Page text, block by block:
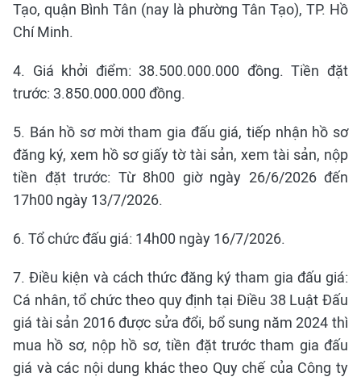
Tạo, quận Bình Tân (nay là phường Tân Tạo), TP. Hồ
Chí Minh.
4. Giá khởi điểm: 38.500.000.000 đồng. Tiền đặt
trước: 3.850.000.000 đồng.
5. Bán hồ sơ mời tham gia đấu giá, tiếp nhận hồ sơ
đăng ký, xem hồ sơ giấy tờ tài sản, xem tài sản, nộp
tiền đặt trước: Từ 8h00 giờ ngày 26/6/2026 đến
17h00 ngày 13/7/2026.
6. Tổ chức đấu giá: 14h00 ngày 16/7/2026.
7. Điều kiện và cách thức đăng ký tham gia đấu giá:
Cá nhân, tổ chức theo quy định tại Điều 38 Luật Đấu
giá tài sản 2016 được sửa đổi, bổ sung năm 2024 thì
mua hồ sơ, nộp hồ sơ, tiền đặt trước tham gia đấu
giá và các nội dung khác theo Quy chế của Công ty